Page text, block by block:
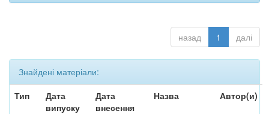
назад 1 далі
Знайдені матеріали:
Тип
Дата
випуску
Дата
внесення
Назва Автор(и)